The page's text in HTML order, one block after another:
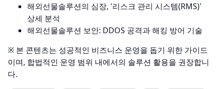
해외선물솔루션의 심장, '리스크 관리 시스템(RMS)'
상세 분석
해외선물솔루션 보안: DDOS 공격과 해킹 방어 기술
※ 본 콘텐츠는 성공적인 비즈니스 운영을 돕기 위한 가이드
이며, 합법적인 운영 범위 내에서의 솔루션 활용을 권장합니
다.